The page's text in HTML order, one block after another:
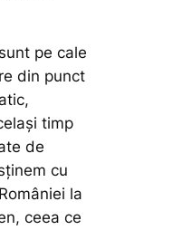
pe cale
din punct
timp
de
cu
la
ceea ce